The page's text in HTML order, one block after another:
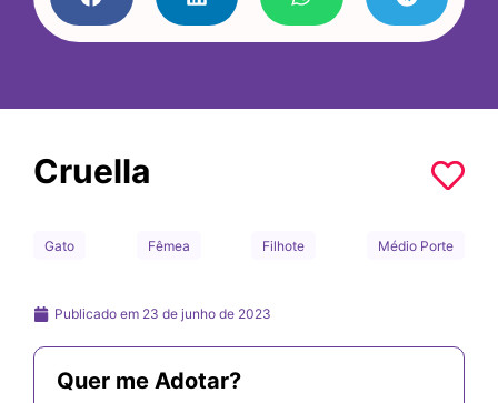
Cruella
Gato Fêmea Filhote Médio Porte
Publicado em 23 de junho de 2023
Quer me Adotar?